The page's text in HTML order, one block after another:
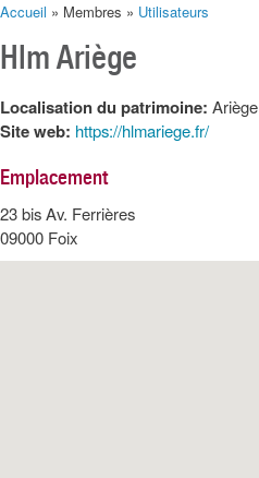
Accueil » Membres » Utilisateurs
Hlm Ariège
Localisation du patrimoine: Ariège
Site web: https://hlmariege.fr/
Emplacement
23 bis Av. Ferrières
09000 Foix